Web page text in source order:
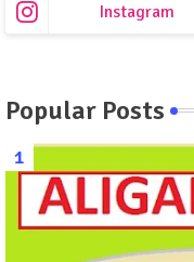
Instagram
Popular Posts